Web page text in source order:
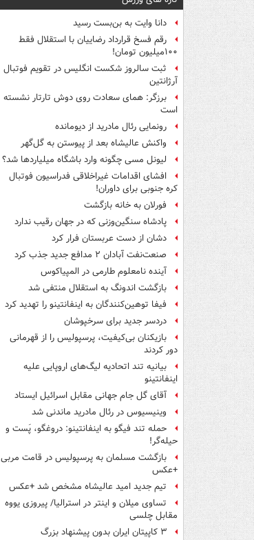
دانا وایت به بن‌بست رسید
رقم فسخ قرارداد رضاییان با استقلال فقط
۱۰۰میلیون تومان!
ثبت سالروز شکست انگلیس در تقویم فوتبال
آرژانتین
برزگر: همای سعادت روی دوش تارتار نشسته
است
رونمایی رئال مادرید از دیومانده
واکنش عالیشاه بعد از پیوستن به گل‌گهر
لیونل مسی چگونه وارد باشگاه میلیاردها شد؟
افشای اقدامات غیراخلاقی فدراسیون فوتبال
کره جنوبی برای داوران!
فورلان به خانه بازگشت
پادشاه سنگین‌وزنی که در جهان رقیب ندارد
دشان از دست عربستان فرار کرد
صنعت‌نفت آبادان ۲ مدافع جدید جذب کرد
آینده نامعلوم طارمی در المپیاکوس
بازگشت اندونگ به استقلال منتفی شد
فیفا توهین‌کنندگان به اینفانتینو را تهدید کرد
دردسر جدید برای سرخپوشان
بازیکنان بی‌کیفیت، پرسپولیس را از قهرمانی
دور کردند
بیانیه تند اتحادیه لیگ‌های اروپایی علیه
اینفانتینو
آقای گل جام جهانی مقابل اسرائیل ایستاد
وینیسیوس در رئال مادرید ماندنی شد
حمله تند فیگو به اینفانتینو: دروغگو، پَست‌ و
حیله‌گر!
بازگشت مسلمان به پرسپولیس در قامت مربی
+عکس
تیم جدید امید عالیشاه مشخص شد +عکس
تساوی میلان و اینتر در استرالیا/ پیروزی یووه
مقابل چلسی
۳ کاپیتان ایران بدون پیشنهاد بزرگ